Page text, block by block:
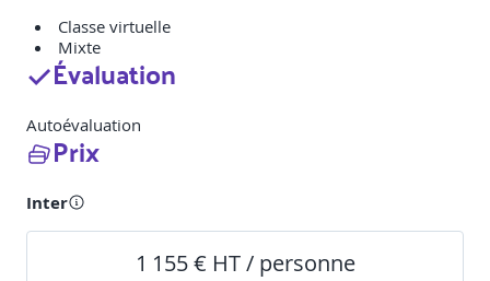
Classe virtuelle
Mixte
Évaluation
Autoévaluation
Prix
Inter
1 155 € HT / personne